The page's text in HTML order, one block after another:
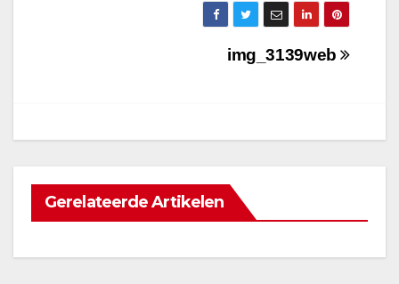
img_3139web
Gerelateerde Artikelen